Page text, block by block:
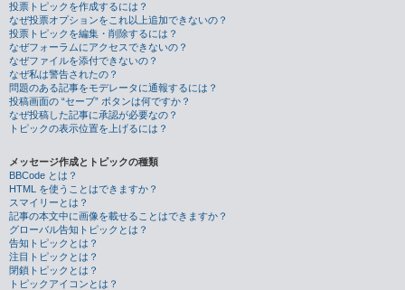
投票トピックを作成するには？
なぜ投票オプションをこれ以上追加できないの？
投票トピックを編集・削除するには？
なぜフォーラムにアクセスできないの？
なぜファイルを添付できないの？
なぜ私は警告されたの？
問題のある記事をモデレータに通報するには？
投稿画面の “セーブ” ボタンは何ですか？
なぜ投稿した記事に承認が必要なの？
トピックの表示位置を上げるには？
メッセージ作成とトピックの種類
BBCode とは？
HTML を使うことはできますか？
スマイリーとは？
記事の本文中に画像を載せることはできますか？
グローバル告知トピックとは？
告知トピックとは？
注目トピックとは？
閉鎖トピックとは？
トピックアイコンとは？